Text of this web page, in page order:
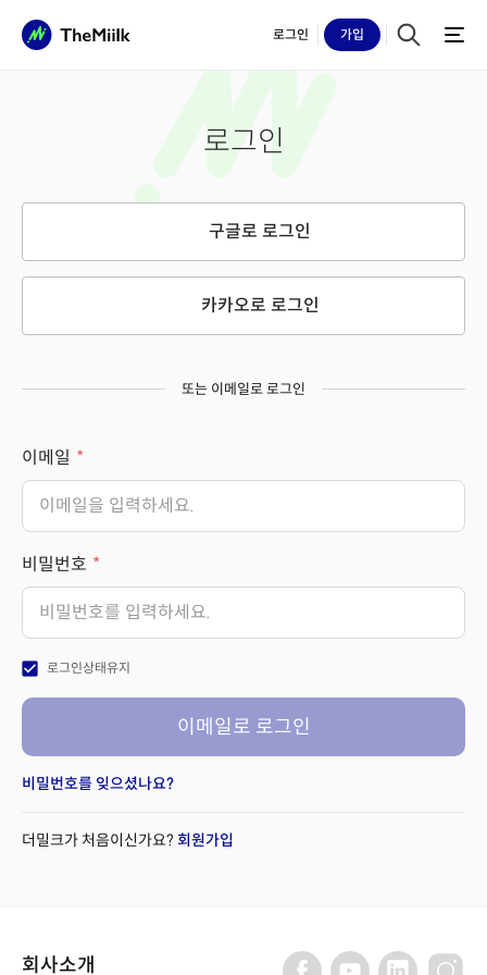
로그인 가입
로그인
구글로 로그인
카카오로 로그인
또는 이메일로 로그인
이메일
비밀번호
check_box 로그인상태유지
이메일로 로그인
비밀번호를 잊으셨나요?
더밀크가 처음이신가요? 회원가입
회사소개